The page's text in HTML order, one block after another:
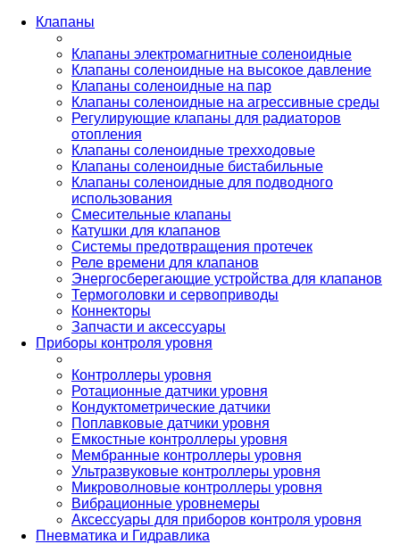
Клапаны
Клапаны электромагнитные соленоидные
Клапаны соленоидные на высокое давление
Клапаны соленоидные на пар
Клапаны соленоидные на агрессивные среды
Регулирующие клапаны для радиаторов
отопления
Клапаны соленоидные трехходовые
Клапаны соленоидные бистабильные
Клапаны соленоидные для подводного
использования
Смесительные клапаны
Катушки для клапанов
Системы предотвращения протечек
Реле времени для клапанов
Энергосберегающие устройства для клапанов
Термоголовки и сервоприводы
Коннекторы
Запчасти и аксессуары
Приборы контроля уровня
Контроллеры уровня
Ротационные датчики уровня
Кондуктометрические датчики
Поплавковые датчики уровня
Емкостные контроллеры уровня
Мембранные контроллеры уровня
Ультразвуковые контроллеры уровня
Микроволновые контроллеры уровня
Вибрационные уровнемеры
Аксессуары для приборов контроля уровня
Пневматика и Гидравлика